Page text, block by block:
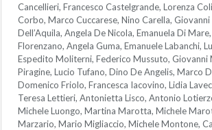
Cancellieri, Francesco Castelgrande, Lorenza
Corbo, Marco Cuccarese, Nino Carella,
Dell’Aquila, Angela De Nicola, Emanuela Di
Florenzano, Angela Guma, Emanuele Labanchi,
Espedito Moliterni, Federico Mussuto, Giovanni
Piragine, Lucio Tufano, Dino De Angelis, Marco
Domenico Friolo, Francesca Iacovino, Lidia
Teresa Lettieri, Antonietta Lisco, Antonio
Michele Luongo, Martina Marotta, Michele
Marzario, Mario Migliaccio, Michele Montone,